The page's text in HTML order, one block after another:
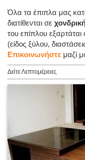
Όλα τα έπιπλα μας
διατίθενται σε
του επίπλου εξαρτάται
(είδος ξύλου,
Επικοινωνήστε μαζί
Δείτε Λεπτομέρειες